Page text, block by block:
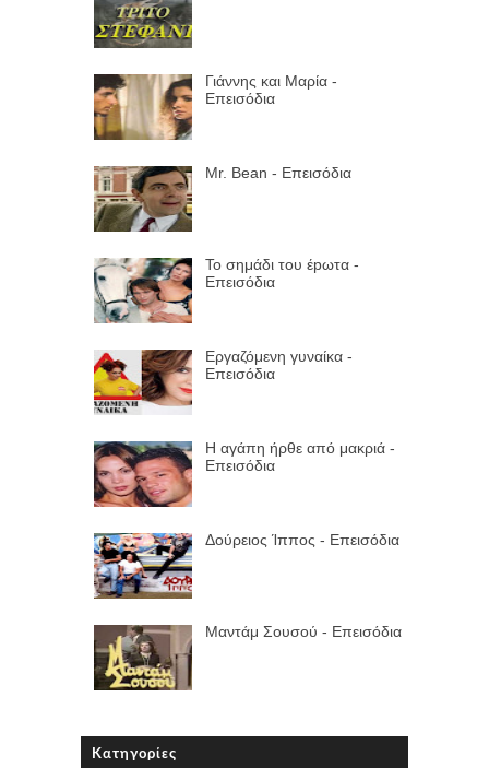
Γιάννης και Μαρία -
Επεισόδια
Mr. Bean - Επεισόδια
Το σημάδι του έpωτα -
Επεισόδια
Εργαζόμενη γυναίκα -
Επεισόδια
Η αγάπη ήρθε από μακριά -
Επεισόδια
Δούρειος Ίππος - Επεισόδια
Μαντάμ Σουσού - Επεισόδια
Κατηγορίες